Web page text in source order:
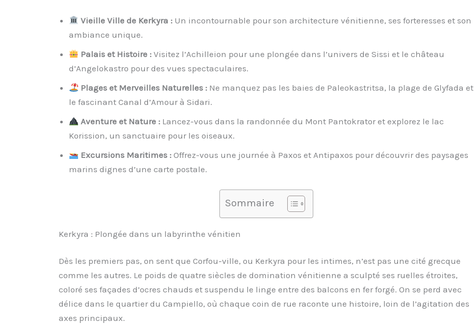
Vieille Ville de Kerkyra :Un incontournable pour son architecture vénitienne, ses forteresses et son
ambiance unique.
Palais et Histoire :Visitez l’Achilleion pour une plongée dans l’univers de Sissi et le château
d’Angelokastro pour des vues spectaculaires.
Plages et Merveilles Naturelles :Ne manquez pas les baies de Paleokastritsa, la plage de Glyfada et
le fascinant Canal d’Amour à Sidari.
Aventure et Nature :Lancez-vous dans la randonnée du Mont Pantokrator et explorez le lac
Korission, un sanctuaire pour les oiseaux.
Excursions Maritimes :Offrez-vous une journée à Paxos et Antipaxos pour découvrir des paysages
marins dignes d’une carte postale.
Sommaire
Kerkyra : Plongée dans un labyrinthe vénitien
Dès les premiers pas, on sent que Corfou-ville, ou Kerkyra pour les intimes, n’est pas une cité grecque
comme les autres. Le poids de quatre siècles de domination vénitienne a sculpté ses ruelles étroites,
coloré ses façades d’ocres chauds et suspendu le linge entre des balcons en fer forgé. On se perd avec
délice dans le quartier du Campiello, où chaque coin de rue raconte une histoire, loin de l’agitation des
axes principaux.